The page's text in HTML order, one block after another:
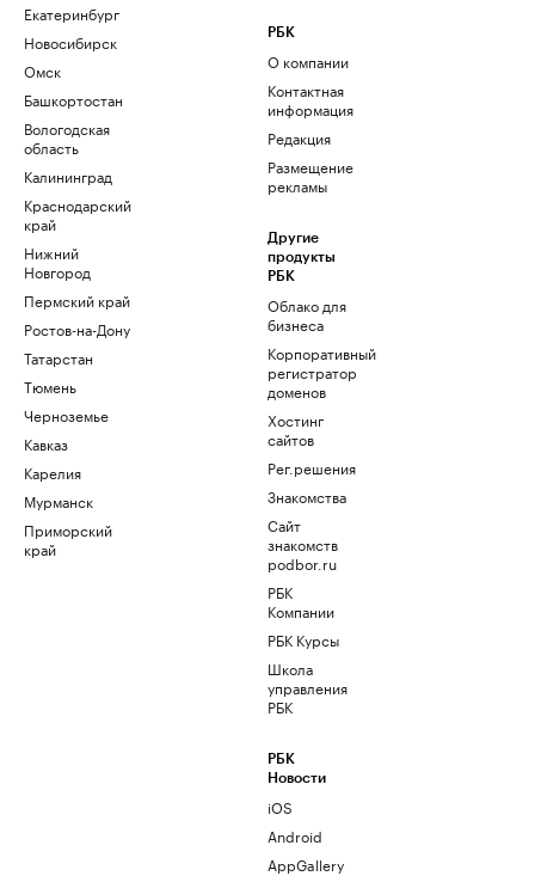
Екатеринбург
Новосибирск
Омск
Башкортостан
Вологодская
область
Калининград
Краснодарский
край
Нижний
Новгород
Пермский край
Ростов-на-Дону
Татарстан
Тюмень
Черноземье
Кавказ
Карелия
Мурманск
Приморский
край
РБК
О компании
Контактная
информация
Редакция
Размещение
рекламы
Другие
продукты
РБК
Облако для
бизнеса
Корпоративный
регистратор
доменов
Хостинг
сайтов
Рег.решения
Знакомства
Сайт
знакомств
podbor.ru
РБК
Компании
РБК Курсы
Школа
управления
РБК
РБК
Новости
iOS
Android
AppGallery